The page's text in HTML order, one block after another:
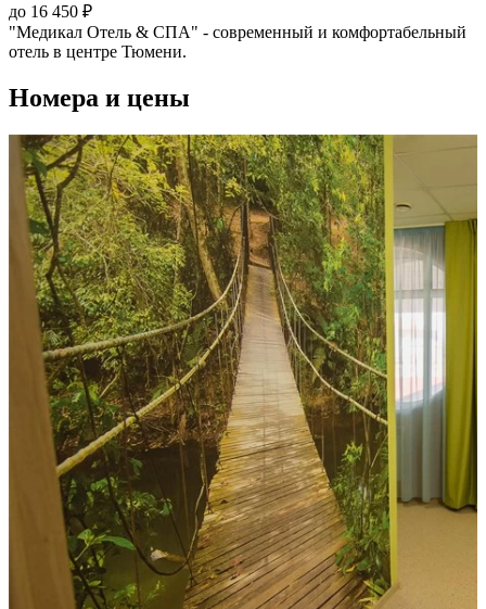
до 16 450 ₽
"Медикал Отель & СПА" - современный и комфортабельный
отель в центре Тюмени.
Номера и цены